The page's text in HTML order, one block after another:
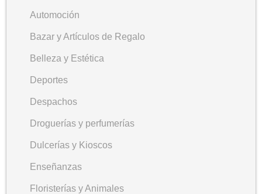
Automoción
Bazar y Artículos de Regalo
Belleza y Estética
Deportes
Despachos
Droguerías y perfumerías
Dulcerías y Kioscos
Enseñanzas
Floristerías y Animales